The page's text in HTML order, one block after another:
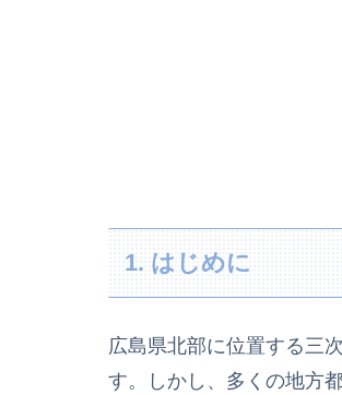
1. はじめに
広島県北部に位置する三
す。しかし、多くの地方